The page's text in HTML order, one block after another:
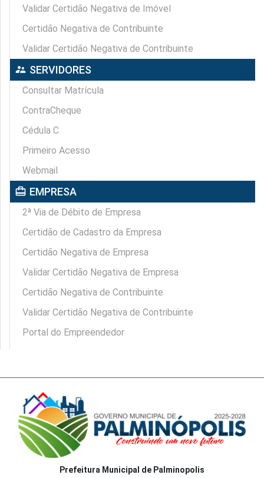
Validar Certidão Negativa de Imóvel
Certidão Negativa de Contribuinte
Validar Certidão Negativa de Contribuinte
supervisor_account SERVIDORES
Consultar Matrícula
ContraCheque
Cédula C
Primeiro Acesso
Webmail
card_travel EMPRESA
2ª Via de Débito de Empresa
Certidão de Cadastro da Empresa
Certidão Negativa de Empresa
Validar Certidão Negativa de Empresa
Certidão Negativa de Contribuinte
Validar Certidão Negativa de Contribuinte
Portal do Empreendedor
Prefeitura Municipal de Palminopolis